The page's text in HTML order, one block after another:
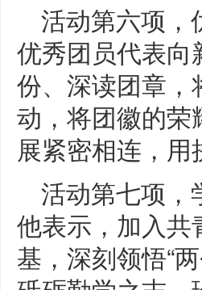
活动第六项，
优秀团员代表
份、深读团章
动，将团徽的
展紧密相连，
活动第七项，
他表示，加入
基，深刻领悟“